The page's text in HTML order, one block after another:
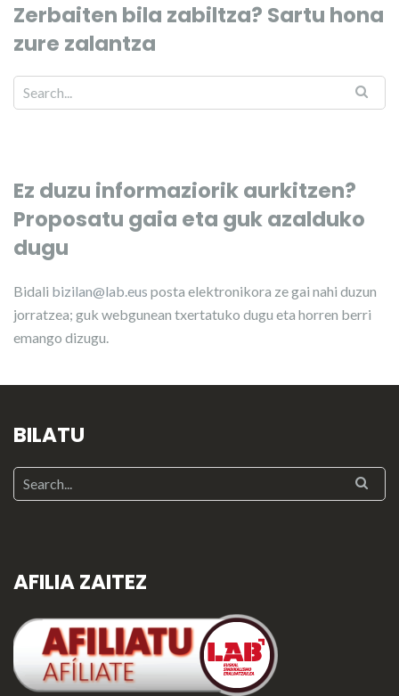
Zerbaiten bila zabiltza? Sartu hona
zure zalantza
Ez duzu informaziorik aurkitzen?
Proposatu gaia eta guk azalduko
dugu
Bidali bizilan@lab.eus posta elektronikora ze gai nahi duzun
jorratzea; guk webgunean txertatuko dugu eta horren berri
emango dizugu.
BILATU
AFILIA ZAITEZ